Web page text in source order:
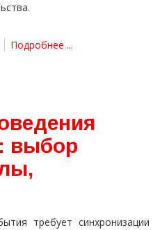
Подробнее ...
выбор
требует синхронизации